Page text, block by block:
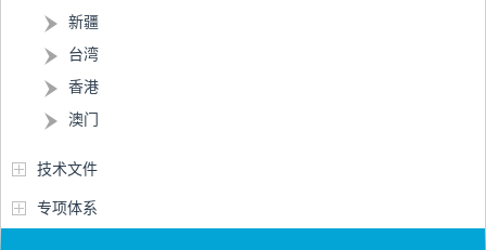
新疆
台湾
香港
澳门
技术文件
专项体系